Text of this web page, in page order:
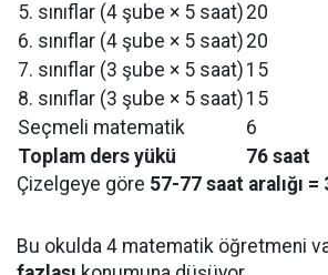
5. sınıflar (4 şube × 5 saat) 20
6. sınıflar (4 şube × 5 saat) 20
7. sınıflar (3 şube × 5 saat) 15
8. sınıflar (3 şube × 5 saat) 15
Seçmeli matematik
6
Toplam ders yükü
76 saat
Çizelgeye göre 57-77 saat aralığı =
Bu okulda 4 matematik öğretmeni